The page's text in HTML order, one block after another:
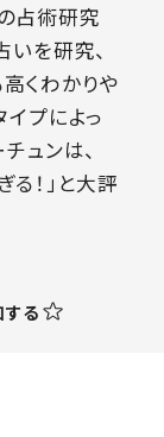
占術研究
いを研究、
くわかりや
イプによっ
ュンは、
！」と大評
る